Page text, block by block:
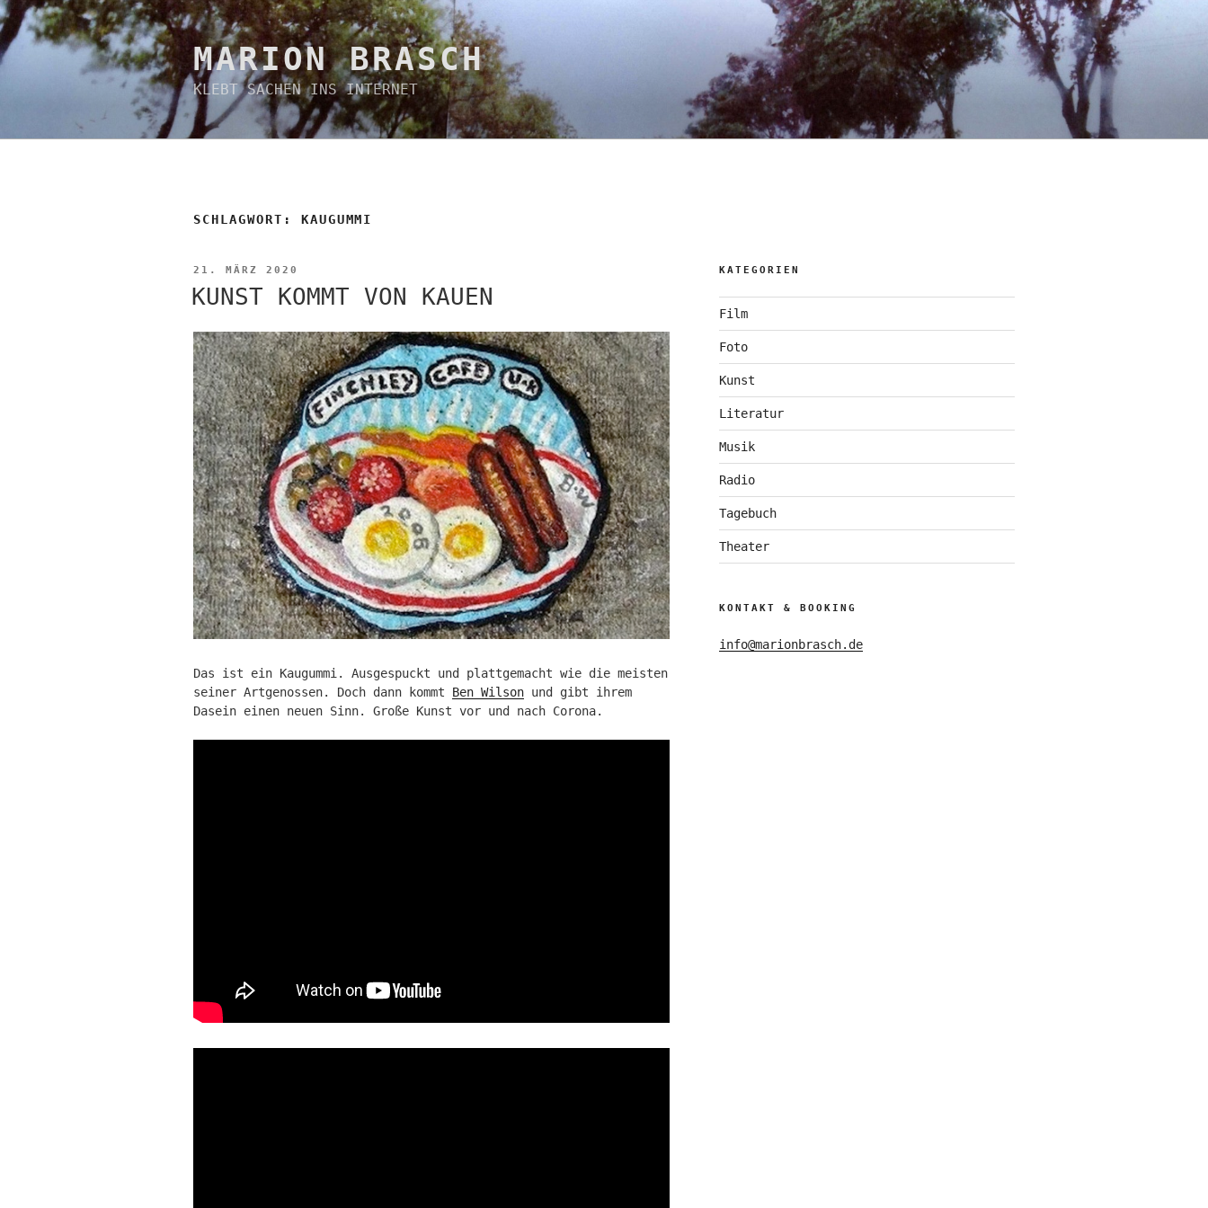
Zum
Inhalt
springen
MARION BRASCH
KLEBT SACHEN INS INTERNET
SCHLAGWORT: KAUGUMMI
VERÖFFENTLICHT
21. MÄRZ 2020
KUNST KOMMT VON KAUEN
Das ist ein Kaugummi. Ausgespuckt und plattgemacht wie die meisten
seiner Artgenossen. Doch dann kommt Ben Wilson und gibt ihrem
Dasein einen neuen Sinn. Große Kunst vor und nach Corona.
KATEGORIEN
Film
Foto
Kunst
Literatur
Musik
Radio
Tagebuch
Theater
KONTAKT & BOOKING
info@marionbrasch.de